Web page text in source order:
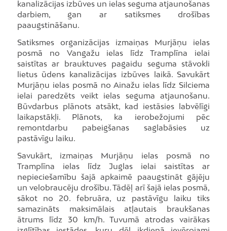
kanalizācijas izbūves un ielas seguma atjaunošanas
darbiem, gan ar satiksmes drošības
paaugstināšanu.
Satiksmes organizācijas izmaiņas Murjāņu ielas
posmā no Vangažu ielas līdz Tramplīna ielai
saistītas ar brauktuves pagaidu seguma stāvokli
lietus ūdens kanalizācijas izbūves laikā. Savukārt
Murjāņu ielas posmā no Ainažu ielas līdz Silciema
ielai paredzēts veikt ielas seguma atjaunošanu.
Būvdarbus plānots atsākt, kad iestāsies labvēlīgi
laikapstākļi. Plānots, ka ierobežojumi pēc
remontdarbu pabeigšanas saglabāsies uz
pastāvīgu laiku.
Savukārt, izmaiņas Murjāņu ielas posmā no
Tramplīna ielas līdz Juglas ielai saistītas ar
nepieciešamību šajā apkaimē paaugstināt gājēju
un velobraucēju drošību. Tādēļ arī šajā ielas posmā,
sākot no 20. februāra, uz pastāvīgu laiku tiks
samazināts maksimālais atļautais braukšanas
ātrums līdz 30 km/h. Tuvumā atrodas vairākas